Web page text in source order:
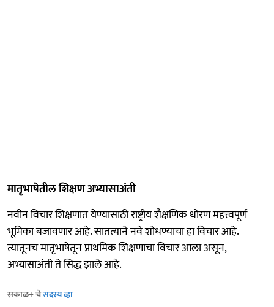
मातृभाषेतील शिक्षण अभ्यासाअंती
नवीन विचार शिक्षणात येण्यासाठी राष्ट्रीय शैक्षणिक धोरण महत्त्वपूर्ण
भूमिका बजावणार आहे. सातत्याने नवे शोधण्याचा हा विचार आहे.
त्यातूनच मातृभाषेतून प्राथमिक शिक्षणाचा विचार आला असून,
अभ्यासाअंती ते सिद्ध झाले आहे.
सकाळ+ चेसदस्य व्हा